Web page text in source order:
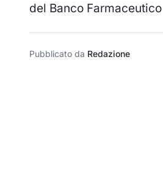
del Banco
Pubblicato da Redazione